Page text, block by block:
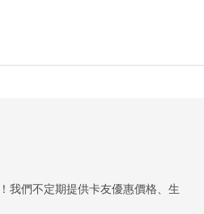
我們不定期提供卡友優惠價格、生